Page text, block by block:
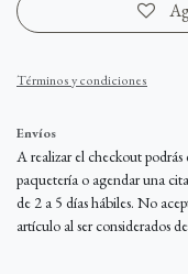
Términos y condiciones
Envíos
A realizar el checkout
paquetería o agendar una
de 2 a 5 días hábiles. No
artículo al ser considerados